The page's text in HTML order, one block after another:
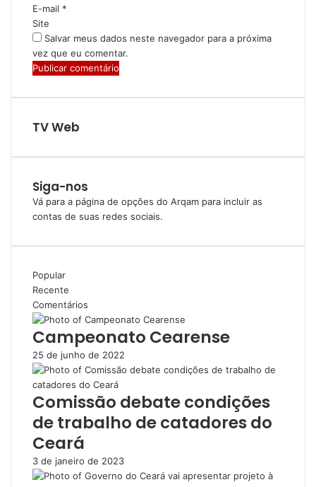
E-mail *
Site
Salvar meus dados neste navegador para a próxima
vez que eu comentar.
TV Web
Siga-nos
Vá para a página de opções do Arqam para incluir as
contas de suas redes sociais.
Popular
Recente
Comentários
Campeonato Cearense
25 de junho de 2022
Comissão debate condições
de trabalho de catadores do
Ceará
3 de janeiro de 2023